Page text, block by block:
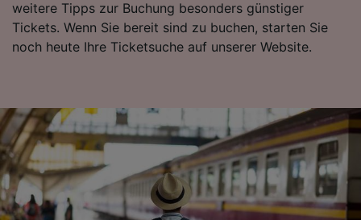
weitere Tipps zur Buchung besonders günstiger
Tickets. Wenn Sie bereit sind zu buchen, starten Sie
noch heute Ihre Ticketsuche auf unserer Website.
Folgendes bereitzustellen:
Verwendung genauer Standortdaten.
Endgeräteeigenschaften zur Identifikation
von Werbeleistung und der Performance von
Inhalten, Zielgruppenforschung sowie
Entwicklung und Verbesserung von
Angeboten.
Liste der Partner (Lieferanten)